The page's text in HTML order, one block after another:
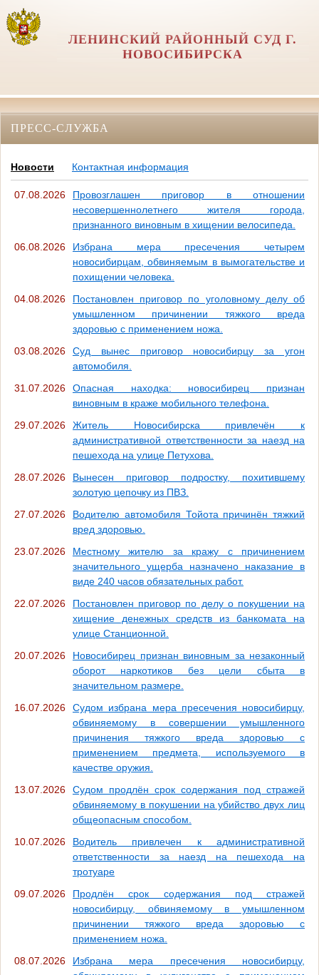
ЛЕНИНСКИЙ РАЙОННЫЙ СУД Г.
НОВОСИБИРСКА
ПРЕСС-СЛУЖБА
Новости Контактная информация
07.08.2026
Провозглашен приговор в отношении
несовершеннолетнего жителя города,
признанного виновным в хищении велосипеда.
06.08.2026
Избрана мера пресечения четырем
новосибирцам, обвиняемым в вымогательстве и
похищении человека.
04.08.2026
Постановлен приговор по уголовному делу об
умышленном причинении тяжкого вреда
здоровью с применением ножа.
03.08.2026
Суд вынес приговор новосибирцу за угон
автомобиля.
31.07.2026
Опасная находка: новосибирец признан
виновным в краже мобильного телефона.
29.07.2026
Житель Новосибирска привлечён к
административной ответственности за наезд на
пешехода на улице Петухова.
28.07.2026
Вынесен приговор подростку, похитившему
золотую цепочку из ПВЗ.
27.07.2026
Водителю автомобиля Тойота причинён тяжкий
вред здоровью.
23.07.2026
Местному жителю за кражу с причинением
значительного ущерба назначено наказание в
виде 240 часов обязательных работ.
22.07.2026
Постановлен приговор по делу о покушении на
хищение денежных средств из банкомата на
улице Станционной.
20.07.2026
Новосибирец признан виновным за незаконный
оборот наркотиков без цели сбыта в
значительном размере.
16.07.2026
Судом избрана мера пресечения новосибирцу,
обвиняемому в совершении умышленного
причинения тяжкого вреда здоровью с
применением предмета, используемого в
качестве оружия.
13.07.2026
Судом продлён срок содержания под стражей
обвиняемому в покушении на убийство двух лиц
общеопасным способом.
10.07.2026
Водитель привлечен к административной
ответственности за наезд на пешехода на
тротуаре
09.07.2026
Продлён срок содержания под стражей
новосибирцу, обвиняемому в умышленном
причинении тяжкого вреда здоровью с
применением ножа.
08.07.2026
Избрана мера пресечения новосибирцу,